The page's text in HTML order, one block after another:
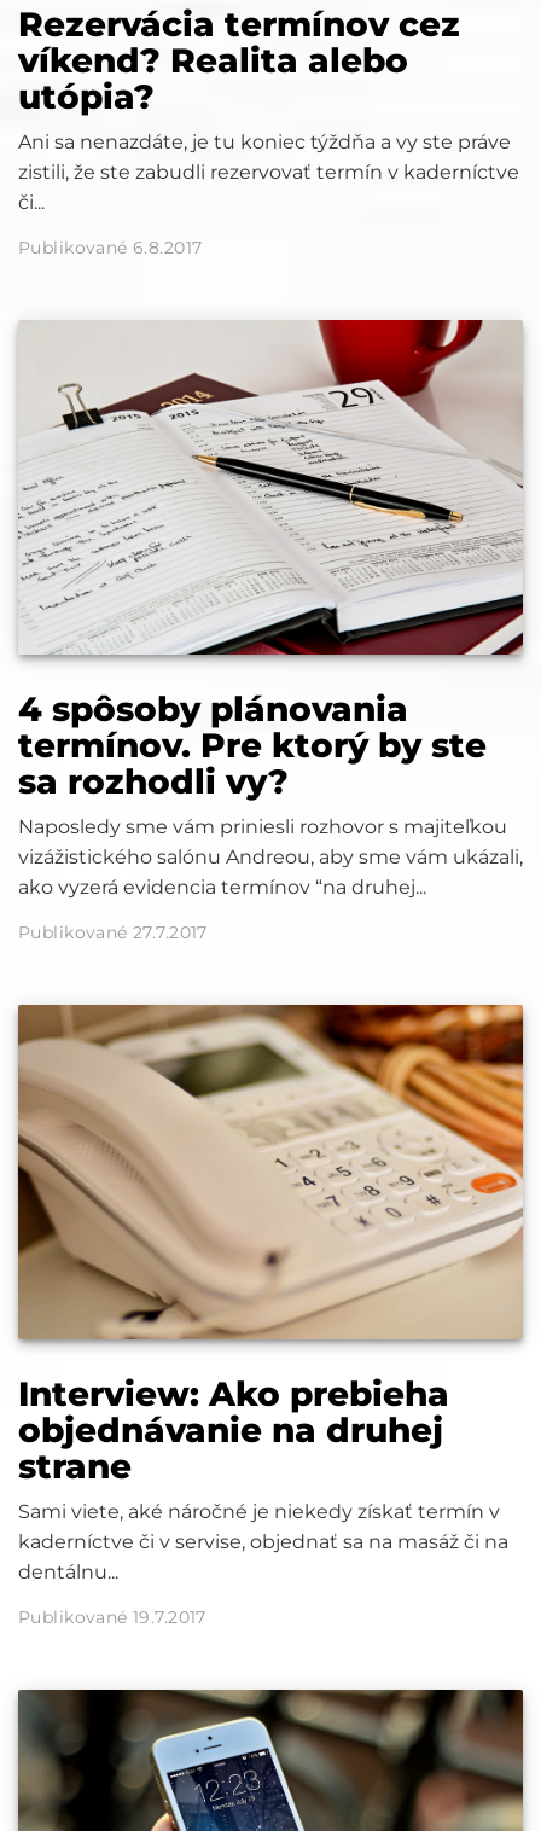
Rezervácia termínov cez
víkend? Realita alebo
utópia?
Ani sa nenazdáte, je tu koniec týždňa a vy ste práve
zistili, že ste zabudli rezervovať termín v kaderníctve
či...
Publikované 6.8.2017
4 spôsoby plánovania
termínov. Pre ktorý by ste
sa rozhodli vy?
Naposledy sme vám priniesli rozhovor s majiteľkou
vizážistického salónu Andreou, aby sme vám ukázali,
ako vyzerá evidencia termínov “na druhej...
Publikované 27.7.2017
Interview: Ako prebieha
objednávanie na druhej
strane
Sami viete, aké náročné je niekedy získať termín v
kaderníctve či v servise, objednať sa na masáž či na
dentálnu...
Publikované 19.7.2017